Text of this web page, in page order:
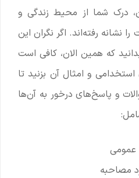
درک شما از محیط زندگی و
نشانه رفته‌اند. اگر نگران این
که همین الان، کافی است
و امثال آن بزنید تا
و پاسخ‌های درخور به آن‌ها
عمومی
مصاحبه